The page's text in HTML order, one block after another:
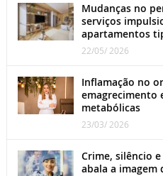
Mudanças no
serviços
apartamentos
22/05/ 2026
Inflamação no
emagrecimento
metabólicas
23/03/ 2026
Crime, silêncio
abala a imagem